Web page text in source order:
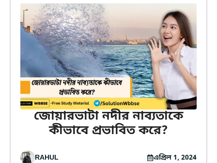
জোয়ারভাটা নদীর নাব্যতাকে
কীভাবে প্রভাবিত করে?
RAHUL এপ্রিল 1, 2024